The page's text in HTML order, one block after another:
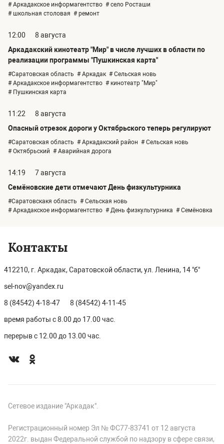
# Аркадакское информагентство # село Росташи
# школьная столовая # ремонт
12:00
8 августа
Аркадакский кинотеатр "Мир" в числе лучших в области по
реализации программы "Пушкинская карта"
#Саратовская область # Аркадак # Сельская новь
# Аркадакское информагентство # кинотеатр "Мир"
# Пушкинская карта
11:22
8 августа
Опасный отрезок дороги у Октябрьского теперь регулируют
#Саратовская область # Аркадакский район # Сельская новь
# Октябрьский # Аварийная дорога
14:19
7 августа
Семёновские дети отмечают День физкультурника
#Саратовскакя область # Сельская новь
# Аркадакское информагентство # День физкультурника # Семёновка
Контакты
412210, г. Аркадак, Саратовской области, ул. Ленина, 14 "б"
sel-nov@yandex.ru
8 (84542) 4-18-47 8 (84542) 4-11-45
время работы с 8.00 до 17.00 час.
перерыв с 12.00 до 13.00 час.
Сетевое издание "Аркадак".
Регистрационный номер Эл № ФС77-83741 от 12 августа
2022г. выдан Федеральной службой по надзору в сфере связи,